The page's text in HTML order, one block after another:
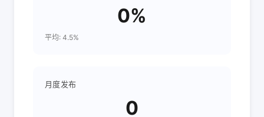
0%
平均: 4.5%
月度发布
0